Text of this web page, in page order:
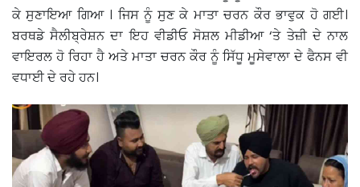
ਕੇ ਸੁਣਾਇਆ ਗਿਆ । ਜਿਸ ਨੂੰ ਸੁਣ ਕੇ ਮਾਤਾ ਚਰਨ ਕੌਰ ਭਾਵੁਕ ਹੋ ਗਈ।
ਬਰਥਡੇ ਸੈਲੀਬ੍ਰੇਸ਼ਨ ਦਾ ਇਹ ਵੀਡੀਓ ਸੋਸ਼ਲ ਮੀਡੀਆ ‘ਤੇ ਤੇਜ਼ੀ ਦੇ ਨਾਲ
ਵਾਇਰਲ ਹੋ ਰਿਹਾ ਹੈ ਅਤੇ ਮਾਤਾ ਚਰਨ ਕੌਰ ਨੂੰ ਸਿੱਧੂ ਮੂਸੇਵਾਲਾ ਦੇ ਫੈਨਸ ਵੀ
ਵਧਾਈ ਦੇ ਰਹੇ ਹਨ।